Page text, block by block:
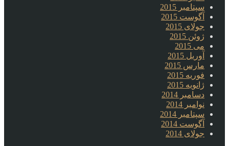
سپتامبر 2015
آگوست 2015
جولای 2015
ژوئن 2015
می 2015
آوریل 2015
مارس 2015
فوریه 2015
ژانویه 2015
دسامبر 2014
نوامبر 2014
سپتامبر 2014
آگوست 2014
جولای 2014